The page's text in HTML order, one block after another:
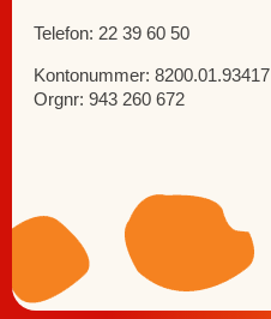
Telefon: 22 39 60 50
Kontonummer: 8200.01.93417
Orgnr: 943 260 672